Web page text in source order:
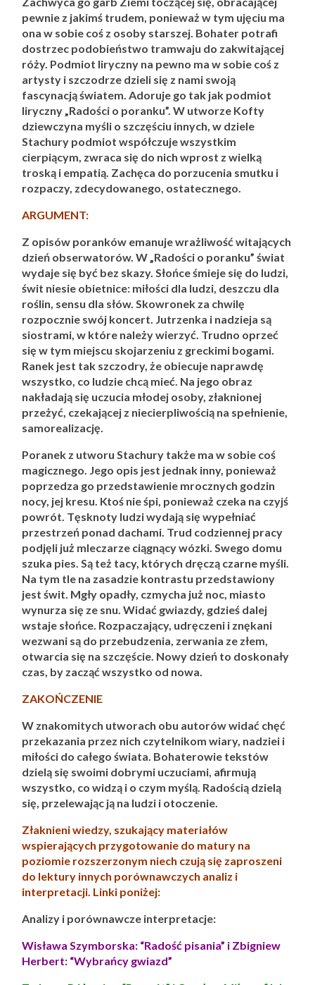
pewnie z jakimś trudem, ponieważ w tym ujęciu ma
ona w sobie coś z osoby starszej. Bohater potrafi
dostrzec podobieństwo tramwaju do zakwitającej
róży. Podmiot liryczny na pewno ma w sobie coś z
artysty i szczodrze dzieli się z nami swoją
fascynacją światem. Adoruje go tak jak podmiot
liryczny „Radości o poranku”. W utworze Kofty
dziewczyna myśli o szczęściu innych, w dziele
Stachury podmiot współczuje wszystkim
cierpiącym, zwraca się do nich wprost z wielką
troską i empatią. Zachęca do porzucenia smutku i
rozpaczy, zdecydowanego, ostatecznego.
ARGUMENT:
Z opisów poranków emanuje wrażliwość witających
dzień obserwatorów. W „Radości o poranku” świat
wydaje się być bez skazy. Słońce śmieje się do ludzi,
świt niesie obietnice: miłości dla ludzi, deszczu dla
roślin, sensu dla słów. Skowronek za chwilę
rozpocznie swój koncert. Jutrzenka i nadzieja są
siostrami, w które należy wierzyć. Trudno oprzeć
się w tym miejscu skojarzeniu z greckimi bogami.
Ranek jest tak szczodry, że obiecuje naprawdę
wszystko, co ludzie chcą mieć. Na jego obraz
nakładają się uczucia młodej osoby, złaknionej
przeżyć, czekającej z niecierpliwością na spełnienie,
samorealizację.
Poranek z utworu Stachury także ma w sobie coś
magicznego. Jego opis jest jednak inny, ponieważ
poprzedza go przedstawienie mrocznych godzin
nocy, jej kresu. Ktoś nie śpi, ponieważ czeka na czyjś
powrót. Tęsknoty ludzi wydają się wypełniać
przestrzeń ponad dachami. Trud codziennej pracy
podjęli już mleczarze ciągnący wózki. Swego domu
szuka pies. Są też tacy, których dręczą czarne myśli.
Na tym tle na zasadzie kontrastu przedstawiony
jest świt. Mgły opadły, czmycha już noc, miasto
wynurza się ze snu. Widać gwiazdy, gdzieś dalej
wstaje słońce. Rozpaczający, udręczeni i znękani
wezwani są do przebudzenia, zerwania ze złem,
otwarcia się na szczęście. Nowy dzień to doskonały
czas, by zacząć wszystko od nowa.
ZAKOŃCZENIE
W znakomitych utworach obu autorów widać chęć
przekazania przez nich czytelnikom wiary, nadziei i
miłości do całego świata. Bohaterowie tekstów
dzielą się swoimi dobrymi uczuciami, afirmują
wszystko, co widzą i o czym myślą. Radością dzielą
się, przelewając ją na ludzi i otoczenie.
Złaknieni wiedzy, szukający materiałów
wspierających przygotowanie do matury na
poziomie rozszerzonym niech czują się zaproszeni
do lektury innych porównawczych analiz i
interpretacji. Linki poniżej:
Analizy i porównawcze interpretacje:
Wisława Szymborska: “Radość pisania” i Zbigniew
Herbert: “Wybrańcy gwiazd”